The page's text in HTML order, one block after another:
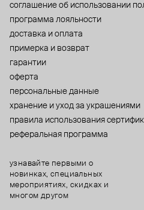
cоглашение об использовании
программа лояльности
доставка и оплата
примерка и возврат
гарантии
оферта
персональные данные
хранение и уход за украшениями
правила использования
реферальная программа
узнавайте первыми о
новинках, специальных
мероприятиях, скидках и
многом другом